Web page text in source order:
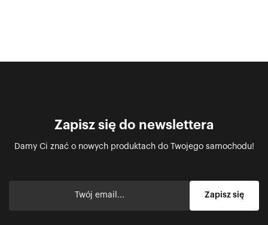
Zapisz się do newslettera
Damy Ci znać o nowych produktach do Twojego samochodu!